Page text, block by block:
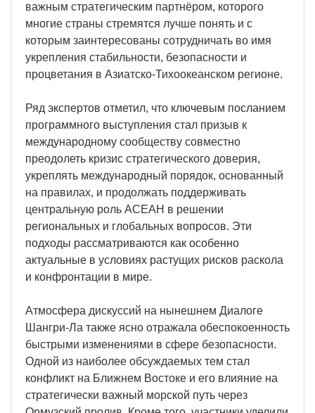
важным стратегическим партнёром, которого
многие страны стремятся лучше понять и с
которым заинтересованы сотрудничать во имя
укрепления стабильности, безопасности и
процветания в Азиатско-Тихоокеанском регионе.
Ряд экспертов отметил, что ключевым посланием
программного выступления стал призыв к
международному сообществу совместно
преодолеть кризис стратегического доверия,
укреплять международный порядок, основанный
на правилах, и продолжать поддерживать
центральную роль АСЕАН в решении
региональных и глобальных вопросов. Эти
подходы рассматриваются как особенно
актуальные в условиях растущих рисков раскола
и конфронтации в мире.
Атмосфера дискуссий на нынешнем Диалоге
Шангри-Ла также ясно отражала обеспокоенность
быстрыми изменениями в сфере безопасности.
Одной из наиболее обсуждаемых тем стал
конфликт на Ближнем Востоке и его влияние на
стратегически важный морской путь через